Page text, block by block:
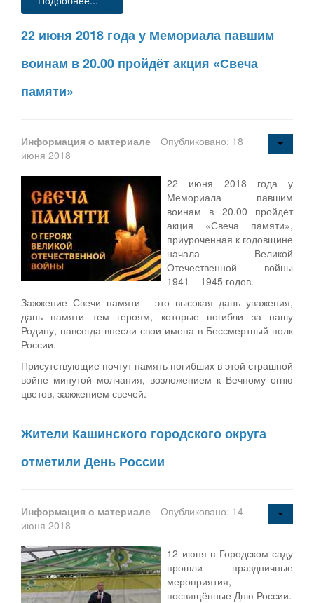
22 июня 2018 года у Мемориала павшим
воинам в 20.00 пройдёт акция «Свеча
памяти»
Информация о материале
Опубликовано: 18
июня 2018
22 июня 2018 года у
Мемориала павшим
воинам в 20.00 пройдёт
акция «Свеча памяти»,
приуроченная к годовщине
начала Великой
Отечественной войны
1941 – 1945 годов.
Зажжение Свечи памяти - это высокая дань уважения,
дань памяти тем героям, которые погибли за нашу
Родину, навсегда внесли свои имена в Бессмертный полк
России.
Присутствующие почтут память погибших в этой страшной
войне минутой молчания, возложением к Вечному огню
цветов, зажжением свечей.
Жители Кашинского городского округа
отметили День России
Информация о материале
Опубликовано: 14
июня 2018
12 июня в Городском саду
прошли праздничные
мероприятия,
посвящённые Дню России.